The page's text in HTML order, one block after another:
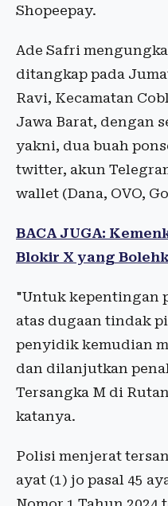
Shopeepay.
Ade Safri
ditangkap pada
Ravi, Kecamatan
Jawa Barat, dengan
yakni, dua buah
twitter, akun
wallet (Dana, OVO,
BACA JUGA:
Blokir X yang
"Untuk kepentingan
atas dugaan tindak
penyidik kemudian
dan dilanjutkan
Tersangka M di
katanya.
Polisi menjerat
ayat (1) jo pasal 45